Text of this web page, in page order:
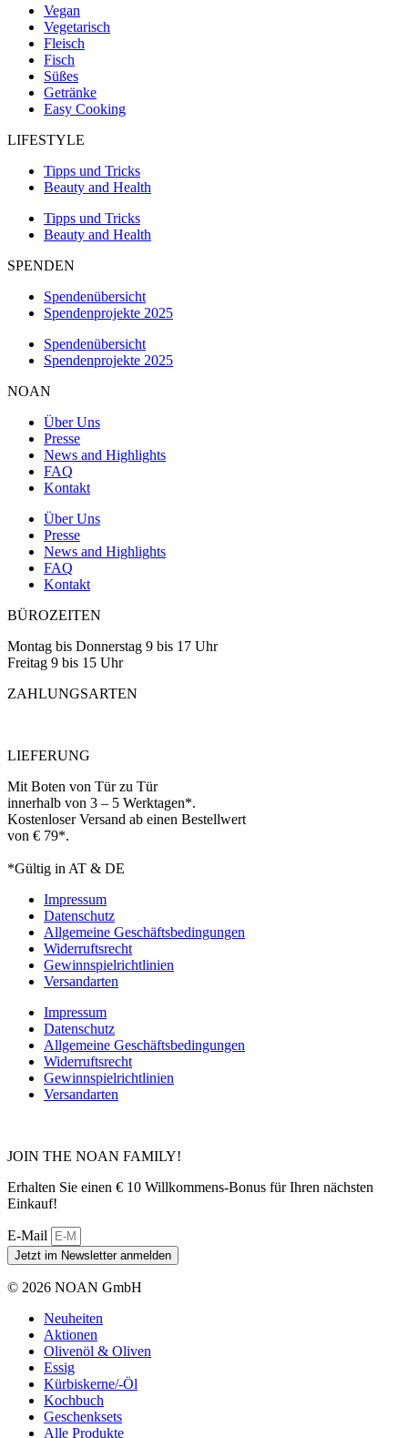
Vegan
Vegetarisch
Fleisch
Fisch
Süßes
Getränke
Easy Cooking
LIFESTYLE
Tipps und Tricks
Beauty and Health
Tipps und Tricks
Beauty and Health
SPENDEN
Spendenübersicht
Spendenprojekte 2025
Spendenübersicht
Spendenprojekte 2025
NOAN
Über Uns
Presse
News and Highlights
FAQ
Kontakt
Über Uns
Presse
News and Highlights
FAQ
Kontakt
BÜROZEITEN
Montag bis Donnerstag 9 bis 17 Uhr
Freitag 9 bis 15 Uhr
ZAHLUNGSARTEN
LIEFERUNG
Mit Boten von Tür zu Tür
innerhalb von 3 – 5 Werktagen*.
Kostenloser Versand ab einen Bestellwert
von € 79*.
*Gültig in AT & DE
Impressum
Datenschutz
Allgemeine Geschäftsbedingungen
Widerruftsrecht
Gewinnspielrichtlinien
Versandarten
Impressum
Datenschutz
Allgemeine Geschäftsbedingungen
Widerruftsrecht
Gewinnspielrichtlinien
Versandarten
JOIN THE NOAN FAMILY!
Erhalten Sie einen € 10 Willkommens-Bonus für Ihren nächsten
Einkauf!
E-Mail
Jetzt im Newsletter anmelden
© 2026 NOAN GmbH
Neuheiten
Aktionen
Olivenöl & Oliven
Essig
Kürbiskerne/-Öl
Kochbuch
Geschenksets
Alle Produkte